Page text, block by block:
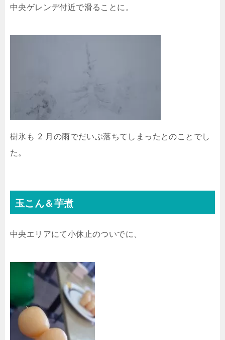
中央ゲレンデ付近で滑ることに。
樹氷も 2 月の雨でだいぶ落ちてしまったとのことでし
た。
玉こん＆芋煮
中央エリアにて小休止のついでに、